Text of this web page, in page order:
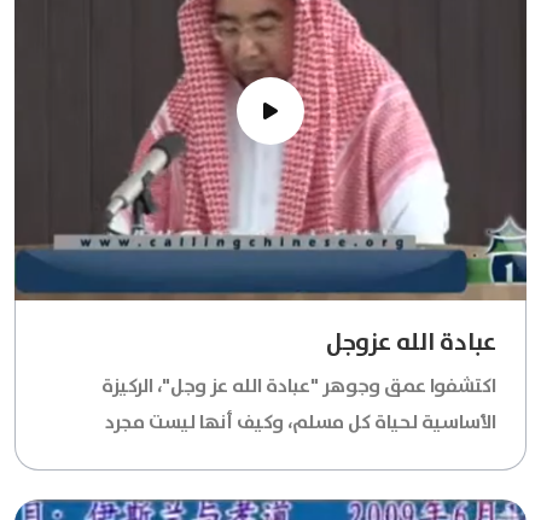
عبادة الله عزوجل
اكتشفوا عمق وجوهر "عبادة الله عز وجل"، الركيزة
الأساسية لحياة كل مسلم، وكيف أنها ليست مجرد
الطاعة المطلقة والمحبة الصادقة لخالق السماوات